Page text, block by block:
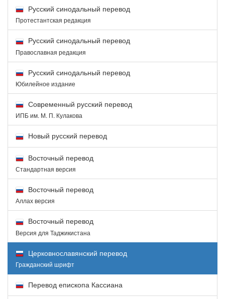
Русский синодальный перевод
Протестантская редакция
Русский синодальный перевод
Православная редакция
Русский синодальный перевод
Юбилейное издание
Современный русский перевод
ИПБ им. М. П. Кулакова
Новый русский перевод
Восточный перевод
Стандартная версия
Восточный перевод
Аллах версия
Восточный перевод
Версия для Таджикистана
Церковнославянский перевод
Гражданский шрифт
Перевод епископа Кассиана